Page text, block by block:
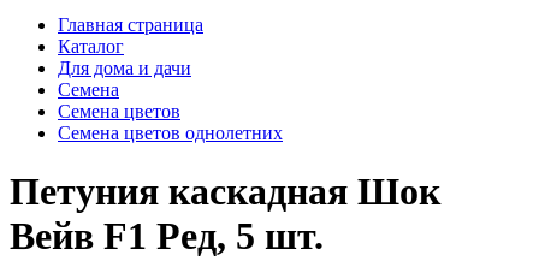
Главная страница
Каталог
Для дома и дачи
Семена
Семена цветов
Семена цветов однолетних
Петуния каскадная Шок
Вейв F1 Ред, 5 шт.